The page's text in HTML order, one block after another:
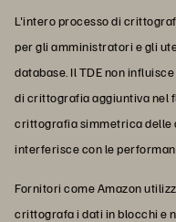
L'intero processo di
per gli amministratori e gli
database. Il TDE non
di crittografia aggiuntiva nel
crittografia simmetrica delle
interferisce con le
Fornitori come Amazon
crittografa i dati in blocchi e